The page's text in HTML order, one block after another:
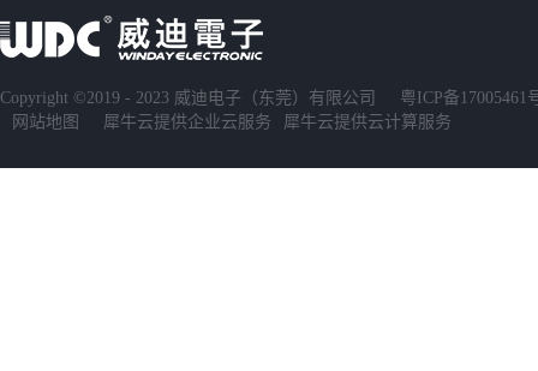
Copyright ©2019 - 2023 威迪电子（东莞）有限公司
粤ICP备17005461
网站地图
犀牛云提供企业云服务 犀牛云提供云计算服务